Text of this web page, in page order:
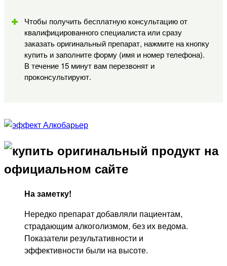
Чтобы получить бесплатную консультацию от
квалифицированного специалиста или сразу
заказать оригинальный препарат, нажмите на кнопку
купить и заполните форму (имя и номер телефона).
В течение 15 минут вам перезвонят и
проконсультируют.
На заметку!
Нередко препарат добавляли пациентам,
страдающим алкоголизмом, без их ведома.
Показатели результативности и
эффективности были на высоте.